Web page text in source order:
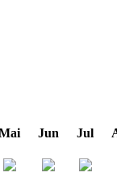
Jun Jul